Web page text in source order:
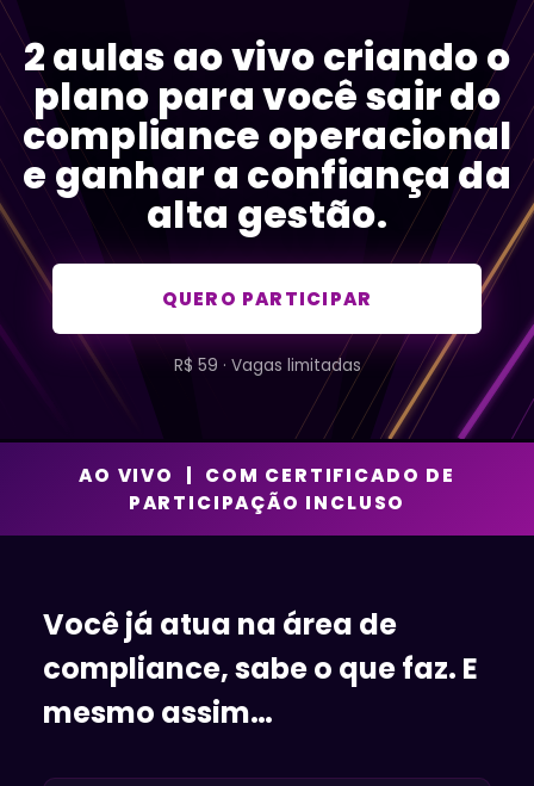
2 aulas ao vivo criando o
plano para você sair do
compliance operacional
e ganhar a confiança da
alta gestão.
QUERO PARTICIPAR
R$ 59 · Vagas limitadas
AO VIVO | COM CERTIFICADO DE
PARTICIPAÇÃO INCLUSO
Você já atua na área de
compliance, sabe o que faz. E
mesmo assim…